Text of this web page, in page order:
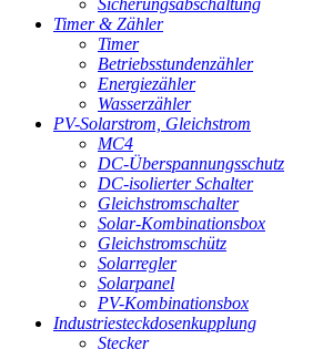
Sicherungsabschaltung
Timer & Zähler
Timer
Betriebsstundenzähler
Energiezähler
Wasserzähler
PV-Solarstrom, Gleichstrom
MC4
DC-Überspannungsschutz
DC-isolierter Schalter
Gleichstromschalter
Solar-Kombinationsbox
Gleichstromschütz
Solarregler
Solarpanel
PV-Kombinationsbox
Industriesteckdosenkupplung
Stecker